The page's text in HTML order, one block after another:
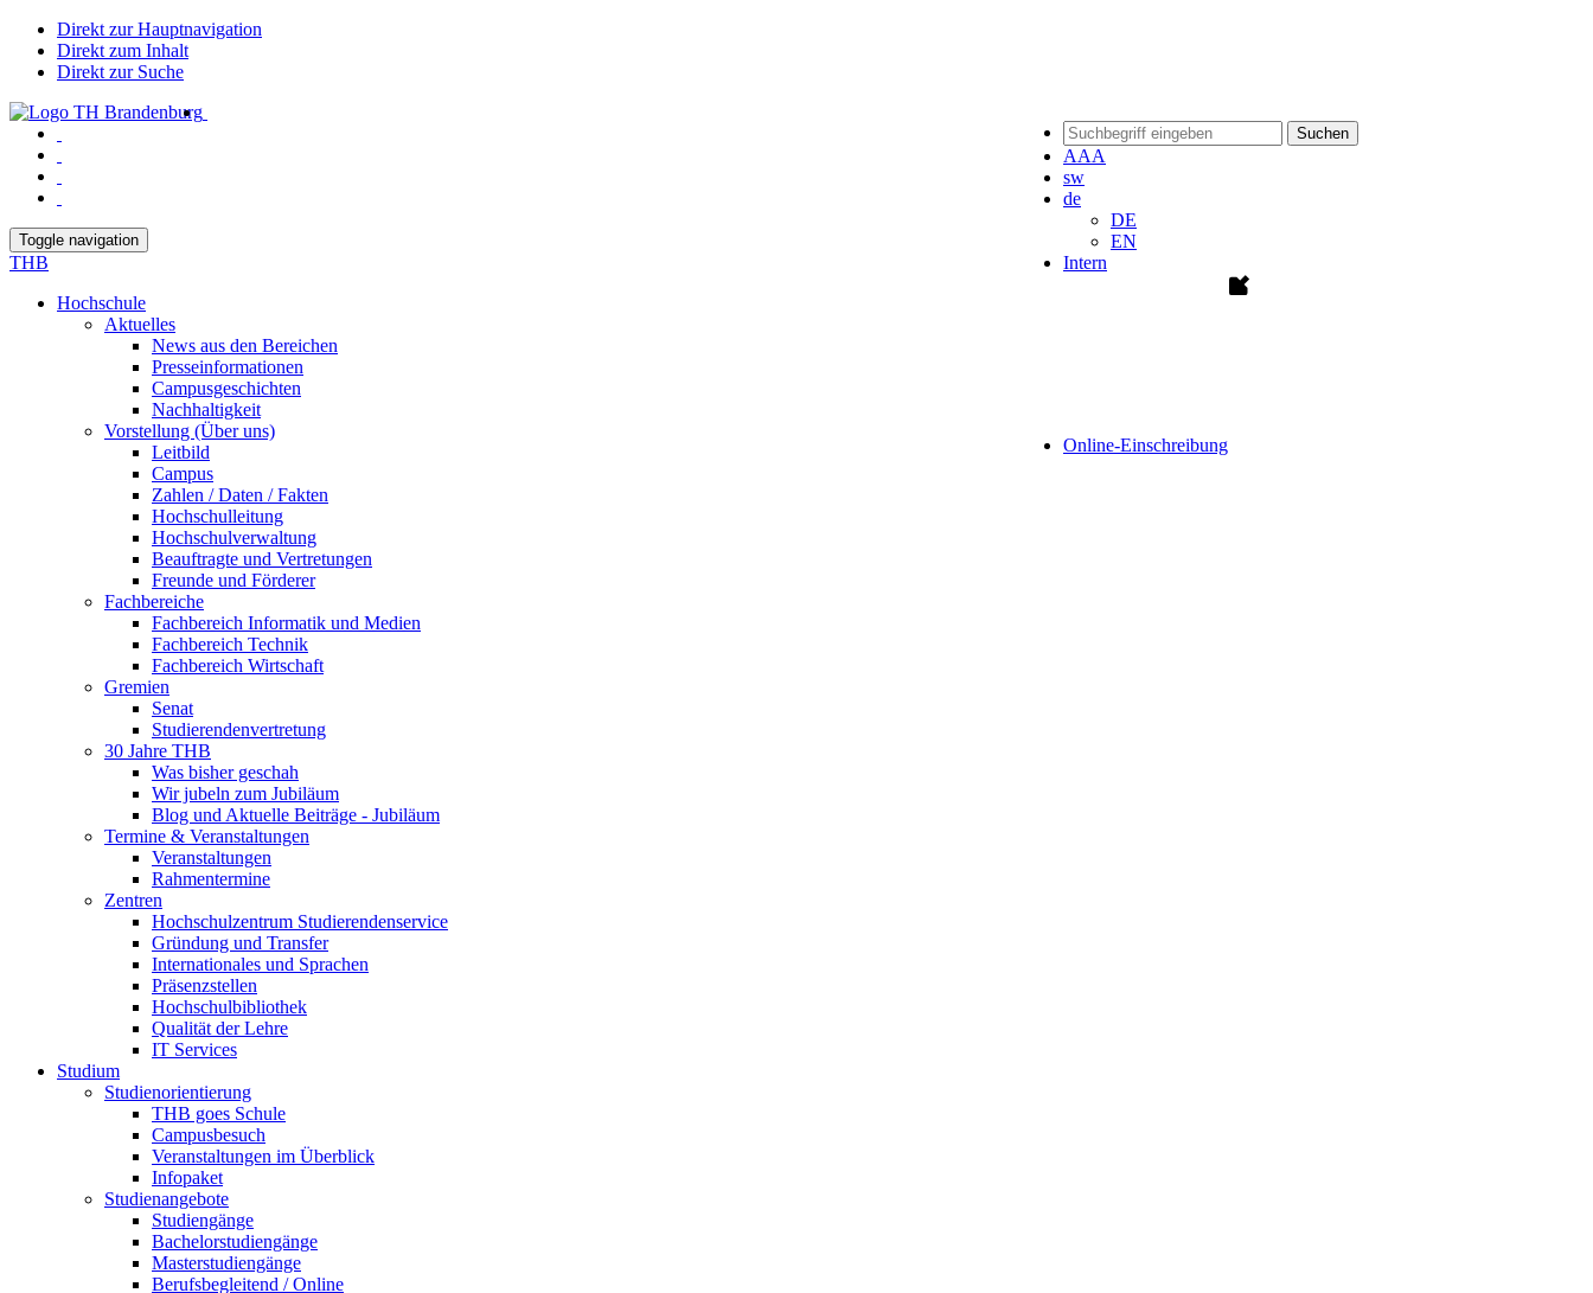
Direkt zur Hauptnavigation
Direkt zum Inhalt
Direkt zur Suche
Suchen
AAA
sw
de
DE
EN
Intern
Online-Einschreibung
Toggle navigation
THB
Hochschule
Aktuelles
News aus den Bereichen
Presseinformationen
Campusgeschichten
Nachhaltigkeit
Vorstellung (Über uns)
Leitbild
Campus
Zahlen / Daten / Fakten
Hochschulleitung
Hochschulverwaltung
Beauftragte und Vertretungen
Freunde und Förderer
Fachbereiche
Fachbereich Informatik und Medien
Fachbereich Technik
Fachbereich Wirtschaft
Gremien
Senat
Studierendenvertretung
30 Jahre THB
Was bisher geschah
Wir jubeln zum Jubiläum
Blog und Aktuelle Beiträge - Jubiläum
Termine & Veranstaltungen
Veranstaltungen
Rahmentermine
Zentren
Hochschulzentrum Studierendenservice
Gründung und Transfer
Internationales und Sprachen
Präsenzstellen
Hochschulbibliothek
Qualität der Lehre
IT Services
Studium
Studienorientierung
THB goes Schule
Campusbesuch
Veranstaltungen im Überblick
Infopaket
Studienangebote
Studiengänge
Bachelorstudiengänge
Masterstudiengänge
Berufsbegleitend / Online